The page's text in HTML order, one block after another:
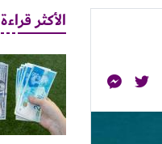
الأكثر قراءة